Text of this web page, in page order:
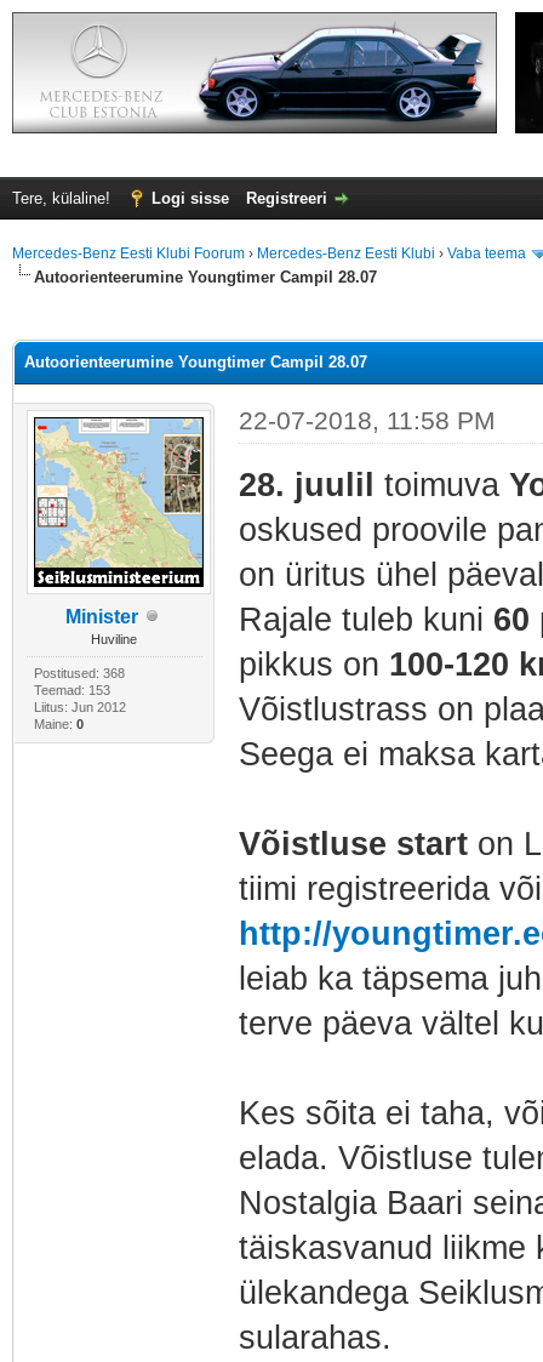
Tere, külaline! Logi sisse Registreeri
Mercedes-Benz Eesti Klubi Foorum › Mercedes-Benz Eesti Klubi › Vaba teema
Autoorienteerumine Youngtimer Campil 28.07
Autoorienteerumine Youngtimer Campil 28.07
Minister
Huviline
Postitused: 368
Teemad: 153
Liitus: Jun 2012
Maine: 0
22-07-2018, 11:58 PM
28. juulil toimuva
oskused proovile
on üritus ühel
Rajale tuleb kuni 60
pikkus on 100-120
Võistlustrass on
Seega ei maksa
Võistluse starton
tiimi registreerida
http://
leiab ka täpsema
terve päeva vältel
Kes sõita ei taha,
elada. Võistluse
Nostalgia Baari
täiskasvanud liikme
ülekandega
sularahas.